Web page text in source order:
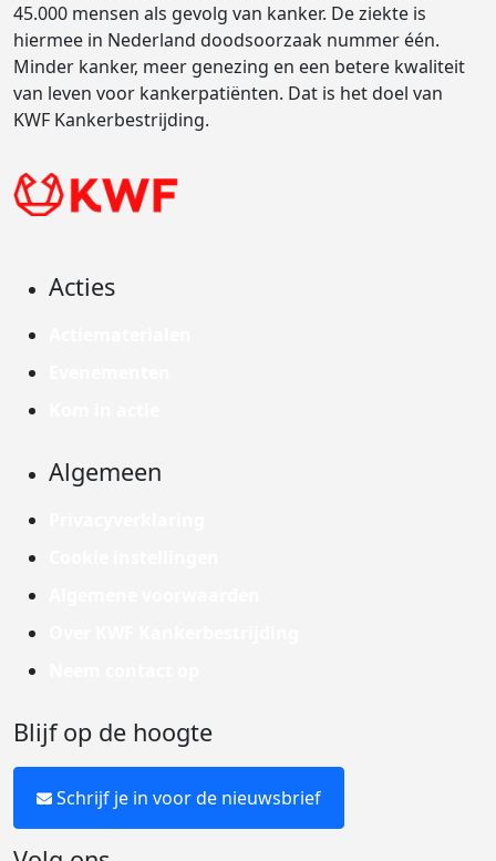
45.000 mensen als gevolg van kanker. De ziekte is
hiermee in Nederland doodsoorzaak nummer één.
Minder kanker, meer genezing en een betere kwaliteit
van leven voor kankerpatiënten. Dat is het doel van
KWF Kankerbestrijding.
Acties
Algemeen
Blijf op de hoogte
Schrijf je in voor de nieuwsbrief